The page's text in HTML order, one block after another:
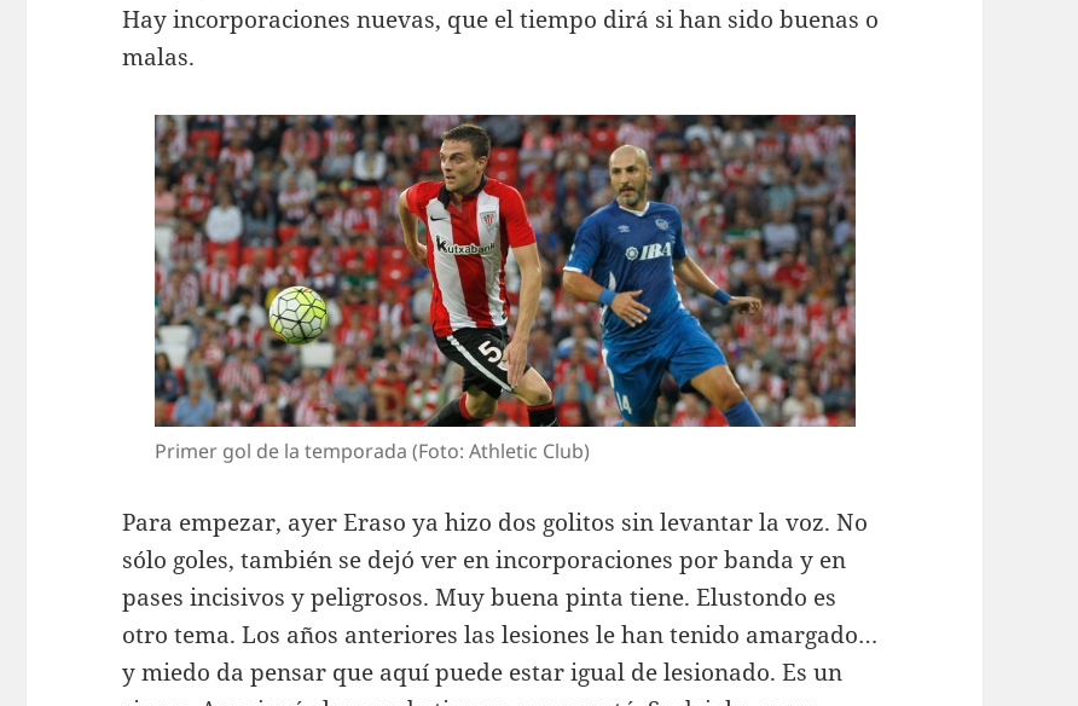
Hay incorporaciones nuevas, que el tiempo dirá si han sido buenas o
malas.
Primer gol de la temporada (Foto: Athletic Club)
Para empezar, ayer Eraso ya hizo dos golitos sin levantar la voz. No
sólo goles, también se dejó ver en incorporaciones por banda y en
pases incisivos y peligrosos. Muy buena pinta tiene. Elustondo es
otro tema. Los años anteriores las lesiones le han tenido amargado…
y miedo da pensar que aquí puede estar igual de lesionado. Es un